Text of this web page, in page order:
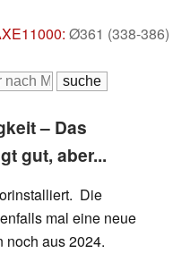
Ø361 (338-386)
– Das
gut, aber...
Die
mal eine neue
noch aus 2024.